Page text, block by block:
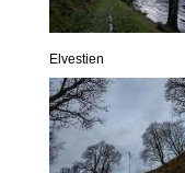
Elvestien